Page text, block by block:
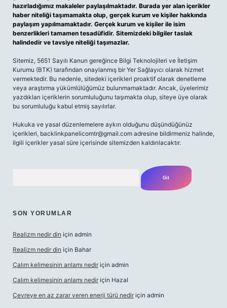
hazırladığımız makaleler paylaşılmaktadır. Burada yer alan içerikler
haber niteliği taşımamakta olup, gerçek kurum ve kişiler hakkında
paylaşım yapılmamaktadır. Gerçek kurum ve kişiler ile isim
benzerlikleri tamamen tesadüfidir. Sitemizdeki bilgiler taslak
halindedir ve tavsiye niteliği taşımazlar.
Sitemiz, 5651 Sayılı Kanun gereğince Bilgi Teknolojileri ve İletişim
Kurumu (BTK) tarafından onaylanmış bir Yer Sağlayıcı olarak hizmet
vermektedir. Bu nedenle, sitedeki içerikleri proaktif olarak denetleme
veya araştırma yükümlülüğümüz bulunmamaktadır. Ancak, üyelerimiz
yazdıkları içeriklerin sorumluluğunu taşımakta olup, siteye üye olarak
bu sorumluluğu kabul etmiş sayılırlar.
Hukuka ve yasal düzenlemelere aykırı olduğunu düşündüğünüz
içerikleri, backlinkpanelicomtr@gmail.com adresine bildirmeniz halinde,
ilgili içerikler yasal süre içerisinde sitemizden kaldırılacaktır.
SON YORUMLAR
Realizm nedir din için admin
Realizm nedir din için Bahar
Çalım kelimesinin anlamı nedir için admin
Çalım kelimesinin anlamı nedir için Hazal
Çevreye en az zarar veren enerji türü nedir için admin